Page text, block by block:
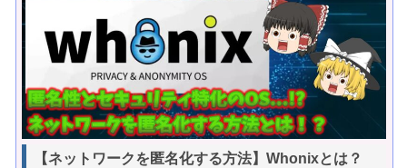
【ネットワークを匿名化する方法】Whonixとは？